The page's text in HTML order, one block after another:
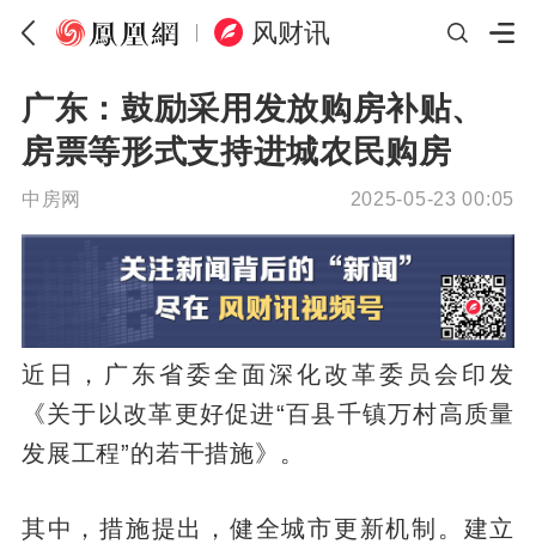
风财讯
广东：鼓励采用发放购房补贴、
房票等形式支持进城农民购房
中房网 2025-05-23 00:05
近日，广东省委全面深化改革委员会印发
《关于以改革更好促进“百县千镇万村高质量
发展工程”的若干措施》。
其中，措施提出，健全城市更新机制。建立